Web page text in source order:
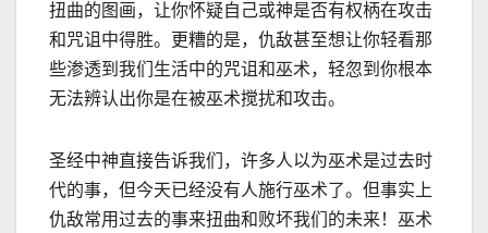
扭曲的图画，让你怀疑自己或神是否有权柄在攻击
和咒诅中得胜。更糟的是，仇敌甚至想让你轻看那
些渗透到我们生活中的咒诅和巫术，轻忽到你根本
无法辨认出你是在被巫术搅扰和攻击。
圣经中神直接告诉我们，许多人以为巫术是过去时
代的事，但今天已经没有人施行巫术了。但事实上
仇敌常用过去的事来扭曲和败坏我们的未来！巫术